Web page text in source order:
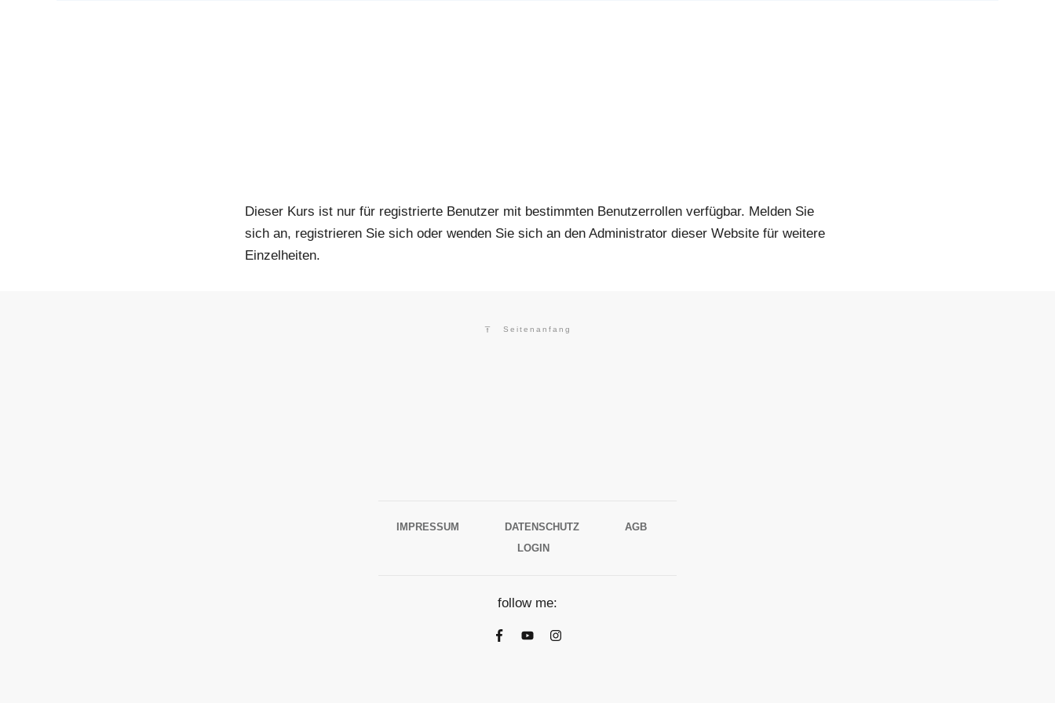
Dieser Kurs ist nur für registrierte Benutzer mit bestimmten Benutzerrollen verfügbar. Melden Sie
sich an, registrieren Sie sich oder wenden Sie sich an den Administrator dieser Website für weitere
Einzelheiten.
Seitenanfang
IMPRESSUM DATENSCHUTZ
AGB
LOGIN
follow me: